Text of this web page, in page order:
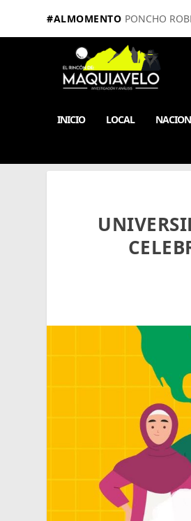
#ALMOMENTO PONCHO
INICIO LOCAL